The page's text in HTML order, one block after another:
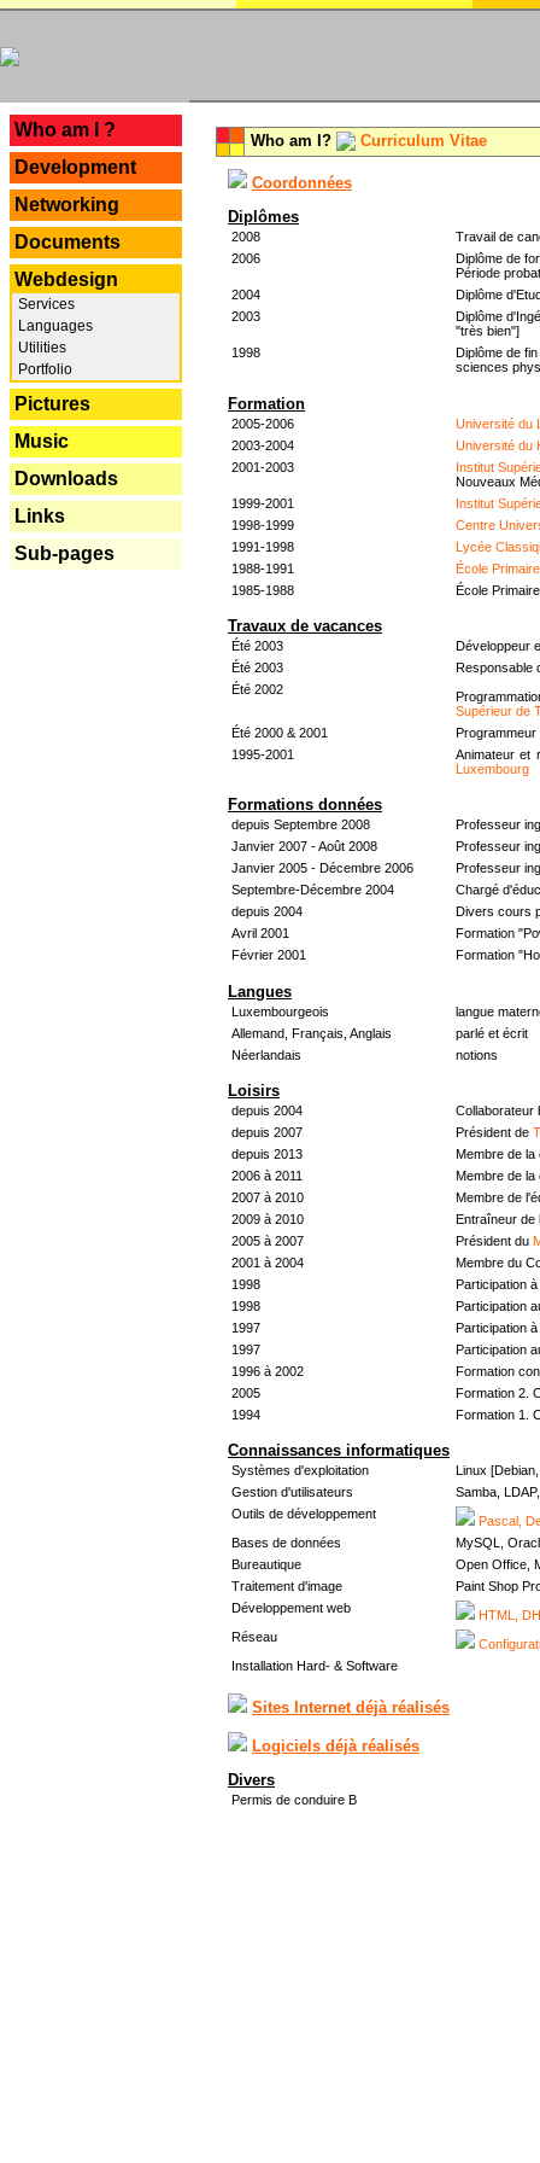
Who am I ?
Development
Networking
Documents
Webdesign
Services
Languages
Utilities
Portfolio
Pictures
Music
Downloads
Links
Sub-pages
Who am I? Curriculum Vitae
Coordonnées
Diplômes
2008
Travail de
2006
Diplôme de
Période
2004
Diplôme
2003
Diplôme
"très bien"]
1998
Diplôme de
sciences
Formation
2005-2006
Université du
2003-2004
Université du
2001-2003
Institut
Nouveaux
1999-2001
Institut
1998-1999
Centre
1991-1998
Lycée
1988-1991
École
1985-1988
École
Travaux de vacances
Été 2003
Développeur
Été 2003
Responsable
Été 2002
Supérieur de
Été 2000 & 2001
Programmeur
1995-2001
Animateur et
Luxembourg
Formations données
depuis Septembre 2008
Professeur
Janvier 2007 - Août 2008
Professeur
Janvier 2005 - Décembre 2006
Professeur
Septembre-Décembre 2004
Chargé
depuis 2004
Divers cours
Avril 2001
Formation
Février 2001
Formation
Langues
Luxembourgeois
langue
Allemand, Français, Anglais
parlé et écrit
Néerlandais
notions
Loisirs
depuis 2004
Collaborateur
depuis 2007
Président de
depuis 2013
Membre de
2006 à 2011
Membre de
2007 à 2010
Membre de
2009 à 2010
Entraîneur de
2005 à 2007
Président du
2001 à 2004
Membre du
1998
Participation à
1998
Participation
1997
Participation à
1997
Participation
1996 à 2002
Formation
2005
Formation 2.
1994
Formation 1.
Connaissances informatiques
Systèmes d'exploitation
Linux
Gestion d'utilisateurs
Samba,
Outils de développement
Pascal,
Bases de données
MySQL,
Bureautique
Open Office,
Traitement d'image
Paint Shop
Développement web
HTML,
Réseau
Installation Hard- & Software
Sites Internet déjà réalisés
Logiciels déjà réalisés
Divers
Permis de conduire B